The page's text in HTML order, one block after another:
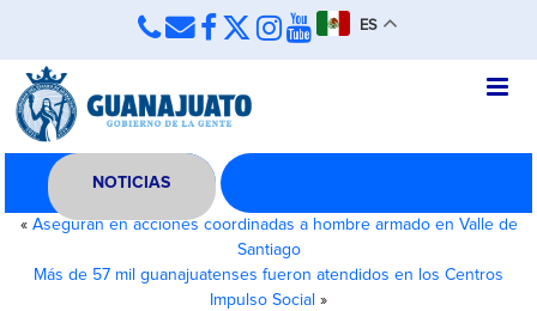
ES
NOTICIAS
« Aseguran en acciones coordinadas a hombre armado en Valle de
Santiago
Más de 57 mil guanajuatenses fueron atendidos en los Centros
Impulso Social »